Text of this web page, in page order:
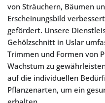
von Sträuchern, Bäumen
Erscheinungsbild
gefördert. Unsere
Gehölzschnitt in Uslar
Trimmen und Formen von
Wachstum zu
auf die individuellen
Pflanzenarten, um ein